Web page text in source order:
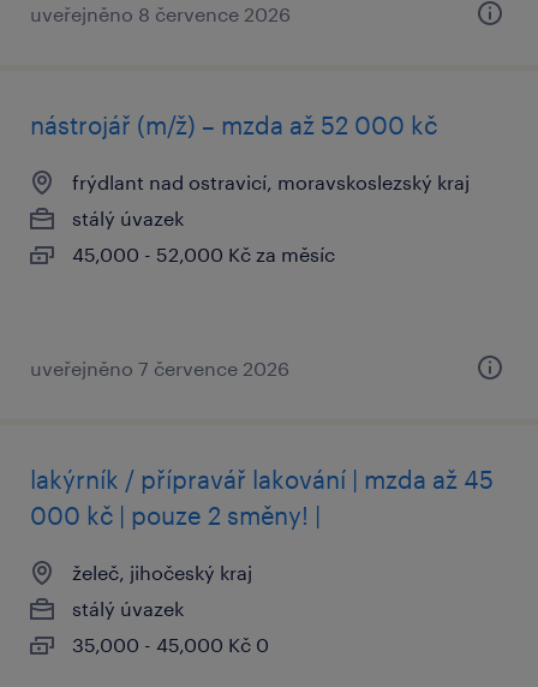
uveřejněno 8 července 2026
nástrojář (m/ž) – mzda až 52 000 kč
frýdlant nad ostravicí, moravskoslezský kraj
stálý úvazek
45,000 - 52,000 Kč za měsíc
uveřejněno 7 července 2026
lakýrník / přípravář lakování | mzda až 45
000 kč | pouze 2 směny! |
želeč, jihočeský kraj
stálý úvazek
35,000 - 45,000 Kč 0